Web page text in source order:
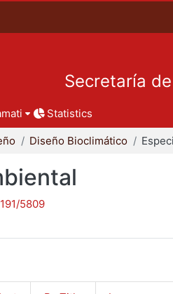
Secretaría
Statistics
Diseño Bioclimático
5809